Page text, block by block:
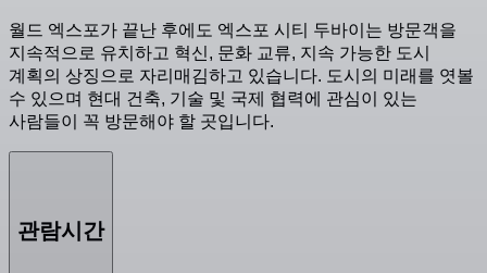
월드 엑스포가 끝난 후에도 엑스포 시티 두바이는 방문객을
지속적으로 유치하고 혁신, 문화 교류, 지속 가능한 도시
계획의 상징으로 자리매김하고 있습니다. 도시의 미래를 엿볼
수 있으며 현대 건축, 기술 및 국제 협력에 관심이 있는
사람들이 꼭 방문해야 할 곳입니다.
관람시간